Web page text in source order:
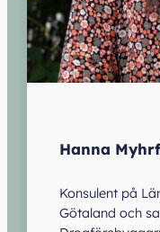
Hanna
Konsulent på
Götaland och